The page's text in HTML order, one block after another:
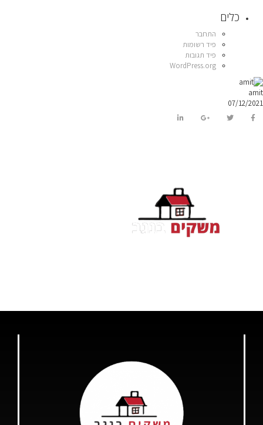
כלים
התחבר
פיד רשומות
פיד תגובות
WordPress.org
amit
07/12/2021